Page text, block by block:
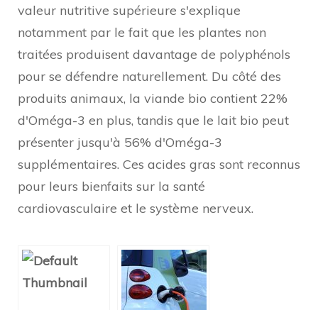
valeur nutritive supérieure s'explique
notamment par le fait que les plantes non
traitées produisent davantage de polyphénols
pour se défendre naturellement. Du côté des
produits animaux, la viande bio contient 22%
d'Oméga-3 en plus, tandis que le lait bio peut
présenter jusqu'à 56% d'Oméga-3
supplémentaires. Ces acides gras sont reconnus
pour leurs bienfaits sur la santé
cardiovasculaire et le système nerveux.